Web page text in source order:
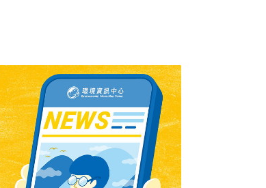
區因豪雨，造成豐山村和太和村社
坑溪更引發土石流，使豐山村淪
成災，秀林鄉佳民村盡成澤國，居
整理家園。東部的花蓮縣也豪雨成
米、原料甘蔗、西瓜均受創。農委
元，農政單位將給予紓困貸款進行